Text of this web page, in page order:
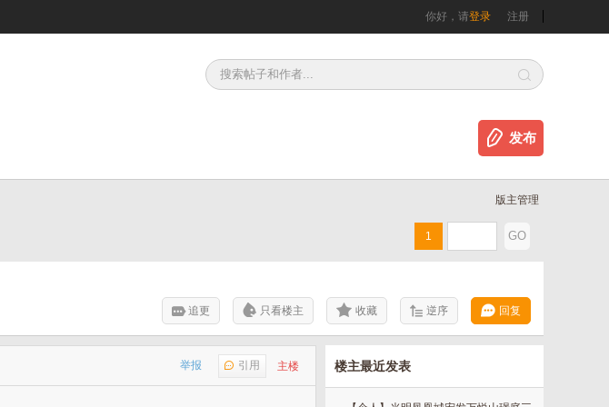
你好，请登录 注册
发布
版主管理
1
追更 只看楼主 收藏 逆序 回复
主楼
举报 引用 楼主最近发表